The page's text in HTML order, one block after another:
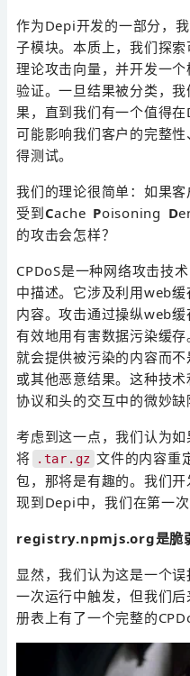
作为Depi开发的一部分，
子模块。本质上，我们探
理论攻击向量，并开发一
验证。一旦结果被分类，
果，直到我们有一个值得
可能影响我们客户的完整
得测试。
我们的理论很简单：如果
受到Cache Poisoning D
的攻击会怎样？
CPDoS是一种网络攻击技
中描述。它涉及利用web
内容。攻击通过操纵web缓
有效地用有害数据污染缓存
就会提供被污染的内容而
或其他恶意结果。这种技
协议和头的交互中的微妙缺
考虑到这一点，我们认为如
将
.tar.gz 文件的内容重
包，那将是有趣的。我们
现到Depi中，我们在第一次
registry.npmjs.org是脆
显然，我们认为这是一个
一次运行中触发，但我们
册表上有了一个完整的